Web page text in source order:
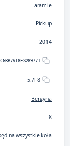
Laramie
Pickup
2014
5.7l 8
Benzyna
8
na wszystkie koła